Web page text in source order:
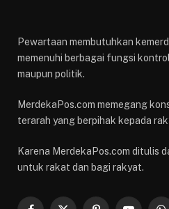
Pewartaan membutuhkan
memenuhi berbagai fungsi
maupun politik.
MerdekaPos.com memegang
terarah yang berpihak kepada
Karena MerdekaPos.com ditulis
untuk rakat dan bagi rakyat.